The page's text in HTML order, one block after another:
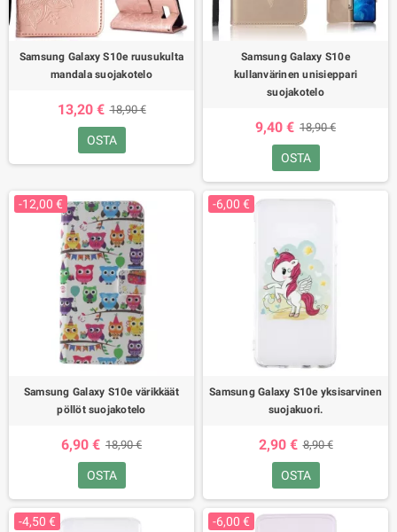
Samsung Galaxy S10e ruusukulta
mandala suojakotelo
13,20 € 18,90 €
OSTA
Samsung Galaxy S10e
kullanvärinen unisieppari
suojakotelo
9,40 € 18,90 €
OSTA
-12,00 €
Samsung Galaxy S10e värikkäät
pöllöt suojakotelo
6,90 € 18,90 €
OSTA
-6,00 €
Samsung Galaxy S10e yksisarvinen
suojakuori.
2,90 € 8,90 €
OSTA
-4,50 € -6,00 €